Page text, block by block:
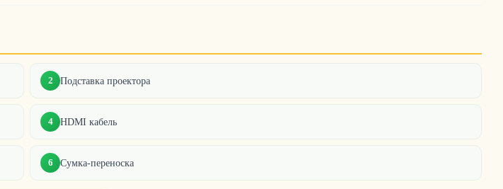
2 Подставка проектора
4 HDMI кабель
6 Сумка-переноска